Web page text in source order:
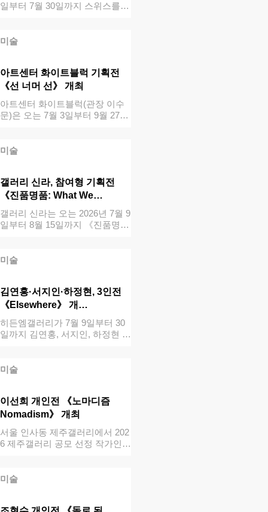
일부터 7월 30일까지 스위스를
미술
아트센터 화이트블럭 기획전
《선 너머 선》 개최
아트센터 화이트블럭(관장 이수
문)은 오는 7월 3일부터 9월 27일
미술
갤러리 신라, 참여형 기획전
《진품명품: What We…
갤러리 신라는 오는 2026년 7월 9
일부터 8월 15일까지 《진품명품
미술
김연홍·서지인·하정현, 3인전
《Elsewhere》 개…
히든엠갤러리가 7월 9일부터 30
일까지 김연홍, 서지인, 하정현 작
미술
이선희 개인전 《노마디즘
Nomadism》 개최
서울 인사동 제주갤러리에서 202
6 제주갤러리 공모 선정 작가인
미술